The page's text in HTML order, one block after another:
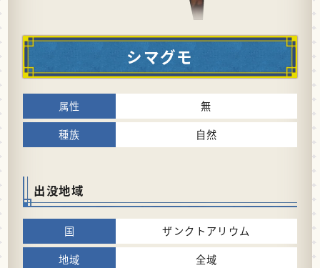
シマグモ
無
自然
出没地域
ザンクトアリウム
全域